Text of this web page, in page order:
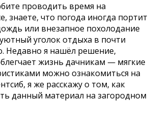
проводить время на
знаете, что погода иногда портит
или внезапное похолодание
уголок отдыха в почти
Недавно я нашёл решение,
жизнь дачникам — мягкие
можно ознакомиться на
, я же расскажу о том, как
данный материал на загородном